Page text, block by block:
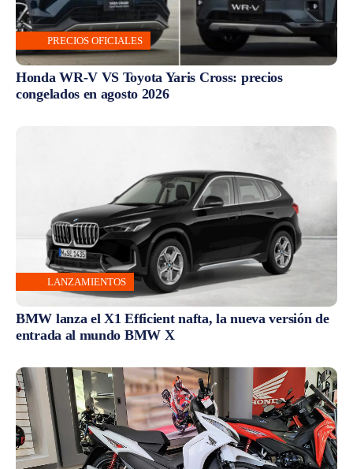
PRECIOS OFICIALES
Honda WR-V VS Toyota Yaris Cross: precios
congelados en agosto 2026
LANZAMIENTOS
BMW lanza el X1 Efficient nafta, la nueva versión de
entrada al mundo BMW X